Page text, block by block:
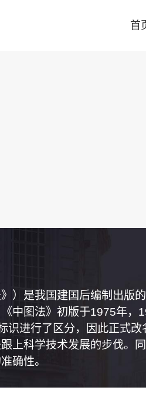
首
）是我国建国后编制出版
中图法》初版于1975年，
识进行了区分，因此正式
上科学技术发展的步伐。
确性。